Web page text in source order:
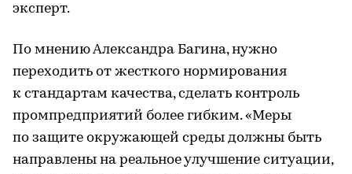
эксперт.
По мнению Александра Багина, нужно
переходить от жесткого нормирования
к стандартам качества, сделать контроль
промпредприятий более гибким. «Меры
по защите окружающей среды должны быть
направлены на реальное улучшение ситуации,